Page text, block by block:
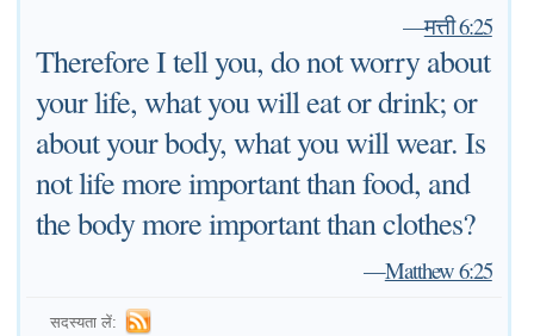
—मत्ती 6:25
Therefore I tell you, do not worry about
your life, what you will eat or drink; or
about your body, what you will wear. Is
not life more important than food, and
the body more important than clothes?
—Matthew 6:25
सदस्यता लें: